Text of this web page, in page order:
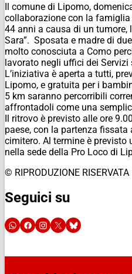
Il comune di Lipomo,
collaborazione con la
44 anni a causa di un tumore,
Sara”. Sposata e madre di
molto conosciuta a Como
lavorato negli uffici dei Servizi
L’iniziativa è aperta a tutti,
Lipomo, e gratuita per i
5 km saranno percorribili
affrontadoli come una
Il ritrovo è previsto alle ore
paese, con la partenza fissata
cimitero. Al termine è previsto
nella sede della Pro Loco di
© RIPRODUZIONE RISERVATA
Seguici su